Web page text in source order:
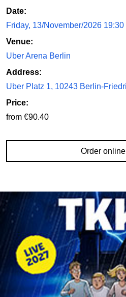
Date:
Friday, 13/November/2026 19:30
Venue:
Uber Arena Berlin
Address:
Uber Platz 1, 10243 Berlin-
Price:
from €90.40
Order online